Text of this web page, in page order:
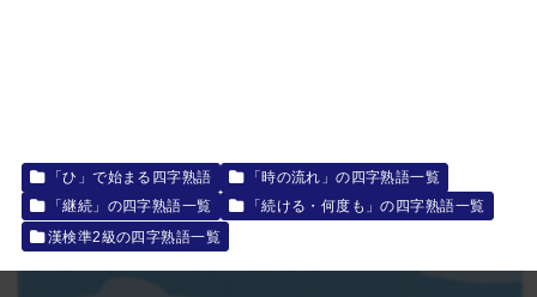
「ひ」で始まる四字熟語
「時の流れ」の四字熟語一覧
「継続」の四字熟語一覧
「続ける・何度も」の四字熟語一覧
漢検準2級の四字熟語一覧